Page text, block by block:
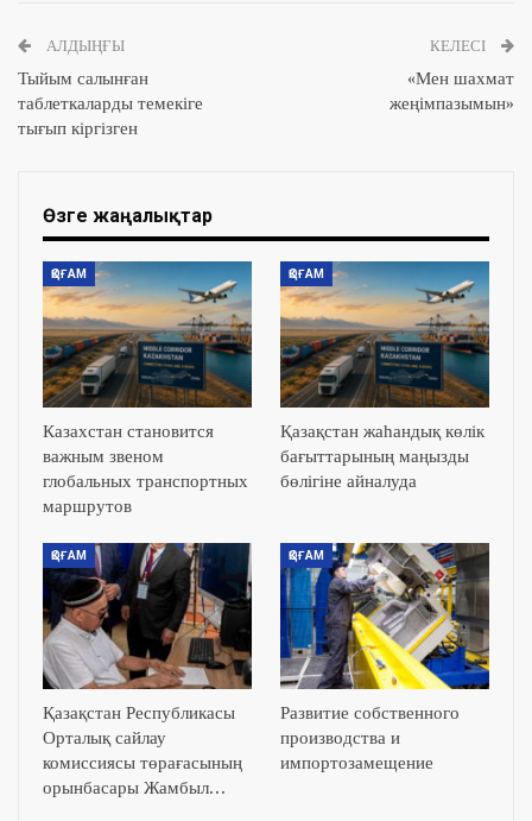
АЛДЫҢҒЫ
Тыйым салынған
таблеткаларды темекіге
тығып кіргізген
КЕЛЕСІ
«Мен шахмат
жеңімпазымын»
Өзге жаңалықтар
ҚОҒАМ
Казахстан становится
важным звеном
глобальных транспортных
маршрутов
ҚОҒАМ
Қазақстан жаһандық көлік
бағыттарының маңызды
бөлігіне айналуда
ҚОҒАМ
Қазақстан Республикасы
Орталық сайлау
комиссиясы төрағасының
орынбасары Жамбыл…
ҚОҒАМ
Развитие собственного
производства и
импортозамещение